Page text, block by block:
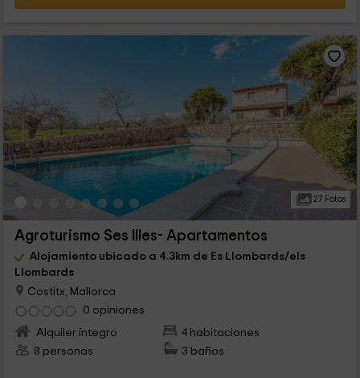
27 Fotos
Agroturismo Ses Illes- Apartamentos
Alojamiento ubicado a 4.3km de Es Llombards/els
Llombards
Costitx, Mallorca
0 opiniones
Alquiler íntegro
4 habitaciones
8 personas
3 baños